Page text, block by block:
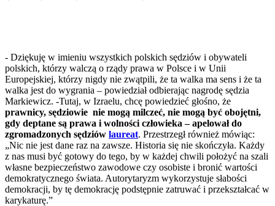
- Dziękuję w imieniu wszystkich polskich sędziów i obywateli
polskich, którzy walczą o rządy prawa w Polsce i w Unii
Europejskiej, którzy nigdy nie zwątpili, że ta walka ma sens i że ta
walka jest do wygrania – powiedział odbierając nagrodę sędzia
Markiewicz. -Tutaj, w Izraelu, chcę powiedzieć głośno, że
prawnicy, sędziowie nie mogą milczeć, nie mogą być obojętni,
gdy deptane są prawa i wolności człowieka – apelował do
zgromadzonych sędziów laureat. Przestrzegł również mówiąc:
„Nic nie jest dane raz na zawsze. Historia się nie skończyła. Każdy
z nas musi być gotowy do tego, by w każdej chwili położyć na szali
własne bezpieczeństwo zawodowe czy osobiste i bronić wartości
demokratycznego świata. Autorytaryzm wykorzystuje słabości
demokracji, by tę demokrację podstępnie zatruwać i przekształcać w
karykaturę.”